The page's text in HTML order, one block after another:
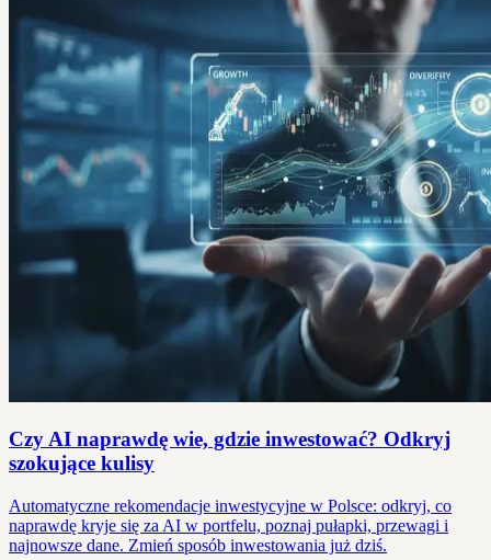
Czy AI naprawdę wie, gdzie inwestować? Odkryj
szokujące kulisy
Automatyczne rekomendacje inwestycyjne w Polsce: odkryj, co
naprawdę kryje się za AI w portfelu, poznaj pułapki, przewagi i
najnowsze dane. Zmień sposób inwestowania już dziś.